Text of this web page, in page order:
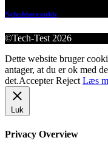
Nyhedsbrevsarkiv
©Tech-Test 2026
Dette website bruger
antager, at du er ok med
det.Accepter Reject Læs
Luk
Privacy Overview